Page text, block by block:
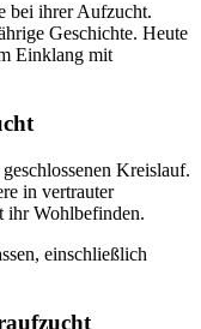
bei ihrer Aufzucht.
Geschichte. Heute
Einklang mit
Kreislauf.
in vertrauter
ihr Wohlbefinden.
einschließlich